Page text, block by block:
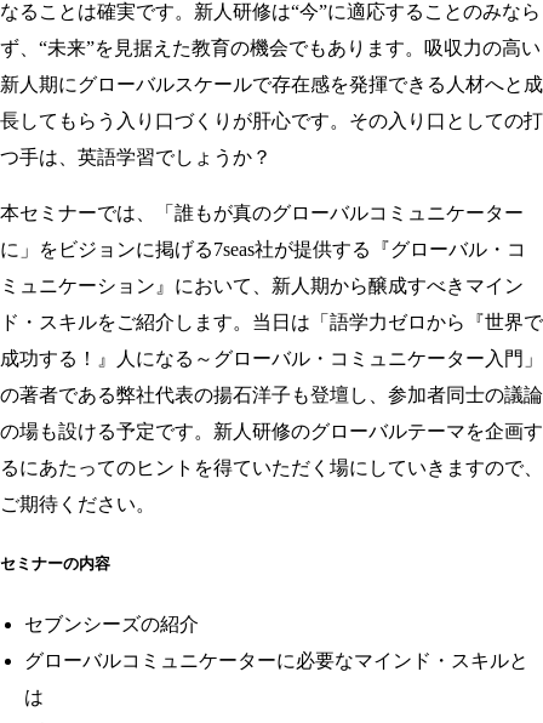
なることは確実です。新人研修は“今”に適応することのみなら
ず、“未来”を見据えた教育の機会でもあります。吸収力の高い
新人期にグローバルスケールで存在感を発揮できる人材へと成
長してもらう入り口づくりが肝心です。その入り口としての打
つ手は、英語学習でしょうか？
本セミナーでは、「誰もが真のグローバルコミュニケーター
に」をビジョンに掲げる7seas社が提供する『グローバル・コ
ミュニケーション』において、新人期から醸成すべきマイン
ド・スキルをご紹介します。当日は「語学力ゼロから『世界で
成功する！』人になる～グローバル・コミュニケーター入門」
の著者である弊社代表の揚石洋子も登壇し、参加者同士の議論
の場も設ける予定です。新人研修のグローバルテーマを企画す
るにあたってのヒントを得ていただく場にしていきますので、
ご期待ください。
セミナーの内容
セブンシーズの紹介
グローバルコミュニケーターに必要なマインド・スキルと
は